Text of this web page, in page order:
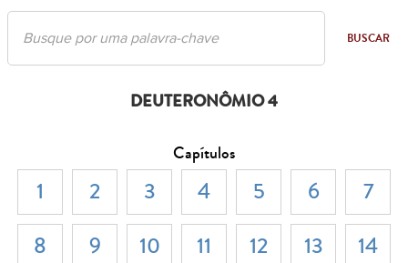
BUSCAR
DEUTERONÔMIO 4
Capítulos
1 2 3 4 5 6
7
8
9 10 11 12 13
14